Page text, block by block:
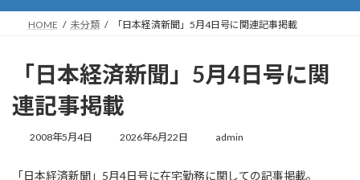
HOME 未分類 「日本経済新聞」5月4日号に関連記事掲載
「日本経済新聞」5月4日号に関
連記事掲載
2008年5月4日
最
新
2026年6月22日 admin
「日本経済新聞」5月4日号に在宅勤務に関しての記事掲載。